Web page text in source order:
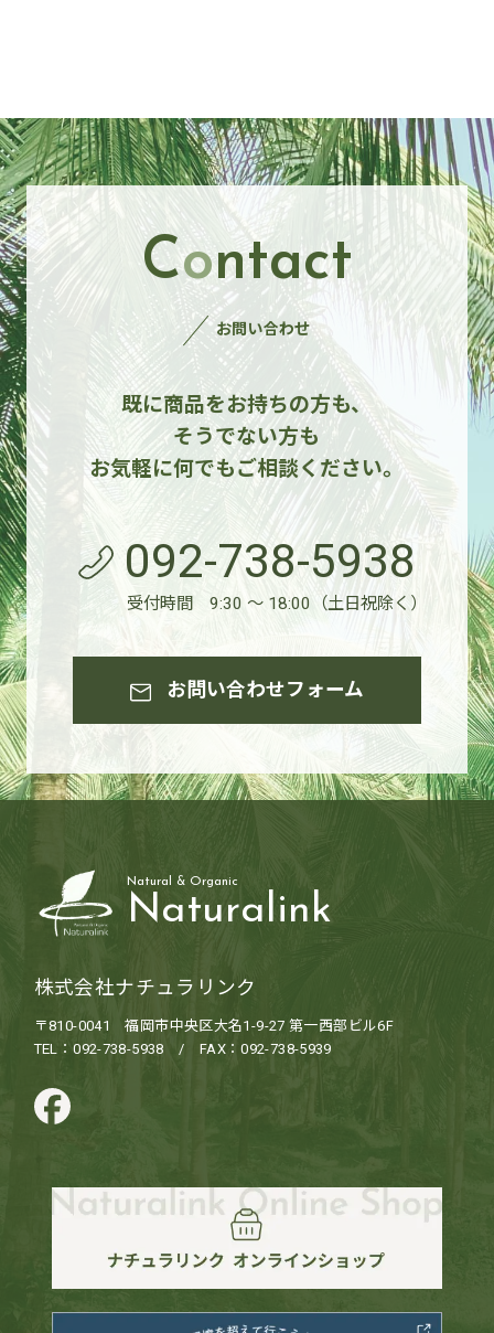
Contact
お問い合わせ
既に商品をお持ちの方も、
そうでない方も
お気軽に何でもご相談ください。
092-738-5938
受付時間 9:30 ～ 18:00（土日祝除く）
お問い合わせフォーム
Natural & Organic
Naturalink
株式会社ナチュラリンク
〒810-0041 福岡市中央区大名1-9-27 第一西部ビル6F
TEL：092-738-5938 / FAX：092-738-5939